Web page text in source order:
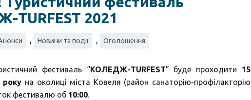
2021
, Новини та події , Оголошення
фестиваль “КОЛЕДЖ-TURFEST” буде проходити 15
року на околиці міста Ковеля (район санаторію-профілакторію
фестивалю об 10:00.